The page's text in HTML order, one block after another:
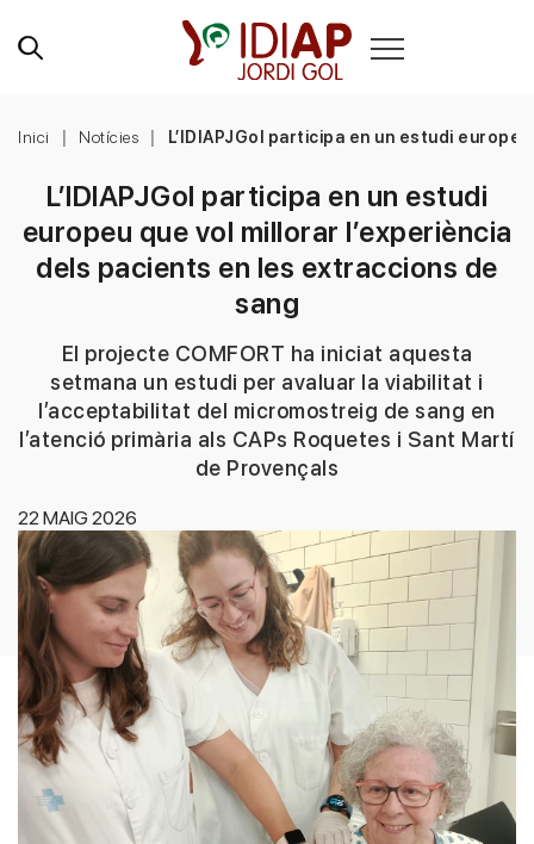
Inici Notícies L’IDIAPJGol participa en un estudi
L’IDIAPJGol participa en un estudi
europeu que vol millorar l’experiència
dels pacients en les extraccions de
sang
El projecte COMFORT ha iniciat aquesta
setmana un estudi per avaluar la viabilitat i
l’acceptabilitat del micromostreig de sang en
l’atenció primària als CAPs Roquetes i Sant Martí
de Provençals
22 MAIG 2026